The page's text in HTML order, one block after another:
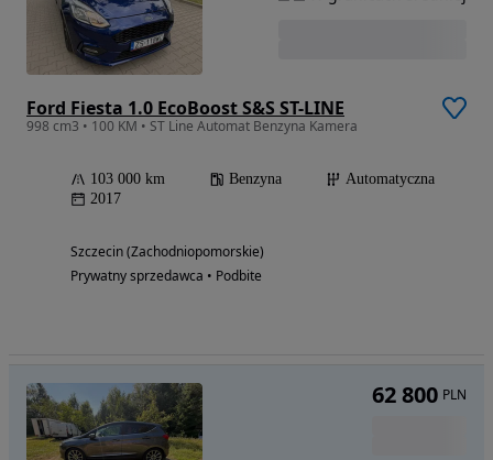
Ford Fiesta 1.0 EcoBoost S&S ST-LINE
998 cm3 • 100 KM • ST Line Automat Benzyna Kamera
103 000 km Benzyna
Automatyczna
2017
Szczecin (Zachodniopomorskie)
Prywatny sprzedawca • Podbite
62 800 PLN